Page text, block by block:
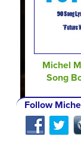
Michel
Song
Follow